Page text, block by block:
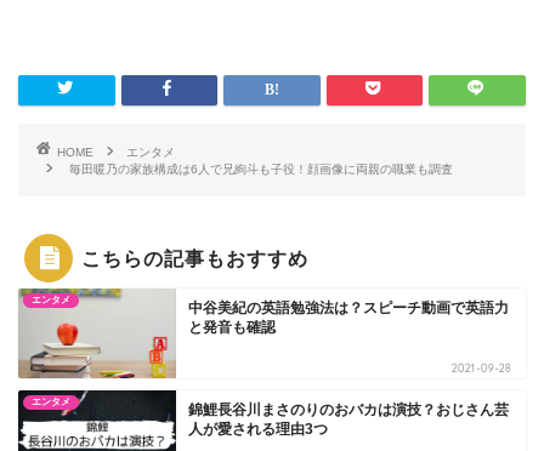
HOME
エンタメ
毎田暖乃の家族構成は6人で兄絢斗も子役！顔画像に両親の職業も調査
こちらの記事もおすすめ
エンタメ
中谷美紀の英語勉強法は？スピーチ動画で英語力
と発音も確認
2021-09-28
エンタメ
錦鯉長谷川まさのりのおバカは演技？おじさん芸
人が愛される理由3つ